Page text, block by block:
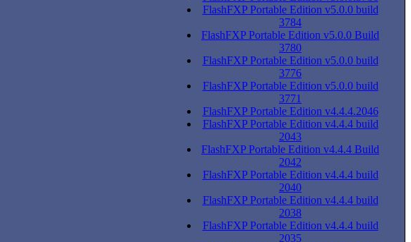
FlashFXP Portable Edition v5.0.0 build
3784
FlashFXP Portable Edition v5.0.0 Build
3780
FlashFXP Portable Edition v5.0.0 build
3776
FlashFXP Portable Edition v5.0.0 build
3771
FlashFXP Portable Edition v4.4.4.2046
FlashFXP Portable Edition v4.4.4 build
2043
FlashFXP Portable Edition v4.4.4 Build
2042
FlashFXP Portable Edition v4.4.4 build
2040
FlashFXP Portable Edition v4.4.4 build
2038
FlashFXP Portable Edition v4.4.4 build
2035